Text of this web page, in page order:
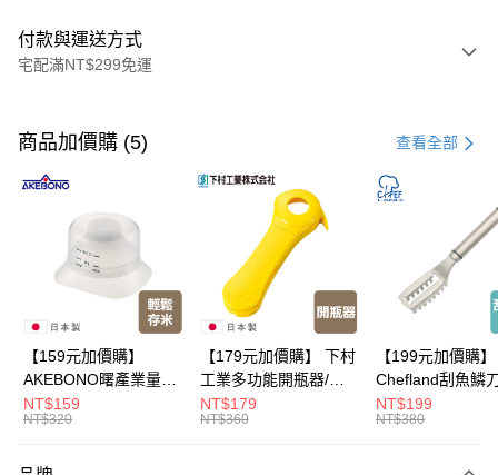
付款與運送方式
宅配滿NT$299免運
信用卡一次付款
超商取貨付款
LINE Pay
Apple Pay
Google Pay
全盈+PAY
大哥付你分期
商品加價購 (5) 查看全部
【159元加價購】
AKEBONO曙產業量米
杯漏斗組(白)/量米杯/
米桶/量米用具/任二件8
NT$159
NT$320
【179元加價購】 下村
工業多功能開瓶器/開
瓶器/餐廚用品/料理道
具/任二件8折
NT$179
NT$360
【199元加價購】
Chefland刮魚鱗
魚鱗器/廚房用品/
道具/任二件8折
NT$199
NT$380